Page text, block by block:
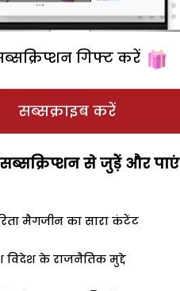
गिफ्ट करें
सब्सक्राइब करें
सब्सक्रिप्शन से जुड़ेें और पाएं
मैगजीन का सारा कंटेंट
विदेश के राजनैतिक मुद्दे